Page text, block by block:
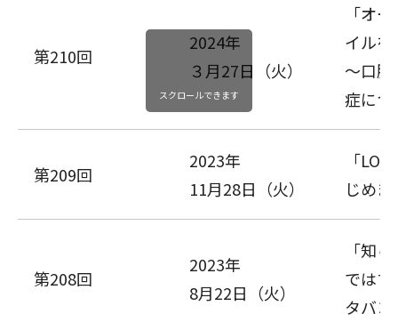
第210回
2024年
３月27日（火）
「オ
イル
～口
症につ
第209回
2023年
11月28日（火）
「
じめ
第208回
2023年
8月22日（火）
「知
ではす
タバ
スクロールできます